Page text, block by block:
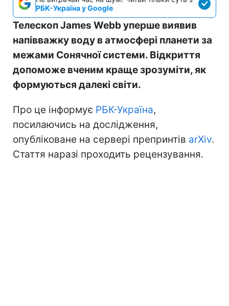
РБК-Україна у Google
Телескоп James Webb уперше виявив
напівважку воду в атмосфері планети за
межами Сонячної системи. Відкриття
допоможе вченим краще зрозуміти, як
формуються далекі світи.
Про це інформує РБК-Україна,
посилаючись на дослідження,
опубліковане на сервері препринтів arXiv.
Стаття наразі проходить рецензування.